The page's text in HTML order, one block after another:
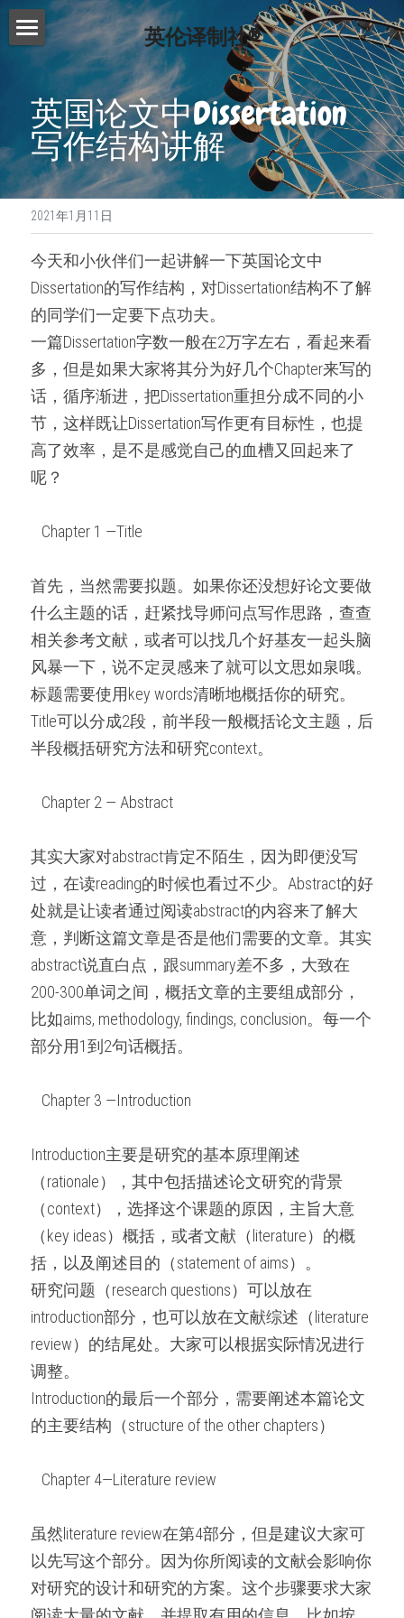
英伦译制社®
首页
服务介绍
Essay代写
Dissertation代写
Proofreading
论文修改服务
演讲文稿代写
留学申请资料
工作简历制作
代码&分析工具
费用查询
写作指南
写作技巧
免费模板
常见问题
精英招募
联系我们
搜索
微信客服：ESSAYEXPERT-
SERVICE
英国论文中Dissertation
写作结构讲解
2021年1月11日
今天和小伙伴们一起讲解一下英国论文中
Dissertation的写作结构，对Dissertation结构不了解
的同学们一定要下点功夫。
一篇Dissertation字数一般在2万字左右，看起来看
多，但是如果大家将其分为好几个Chapter来写的
话，循序渐进，把Dissertation重担分成不同的小
节，这样既让Dissertation写作更有目标性，也提
高了效率，是不是感觉自己的血槽又回起来了
呢？
   Chapter 1 —Title
首先，当然需要拟题。如果你还没想好论文要做
什么主题的话，赶紧找导师问点写作思路，查查
相关参考文献，或者可以找几个好基友一起头脑
风暴一下，说不定灵感来了就可以文思如泉哦。
标题需要使用key words清晰地概括你的研究。
Title可以分成2段，前半段一般概括论文主题，后
半段概括研究方法和研究context。
   Chapter 2 — Abstract
其实大家对abstract肯定不陌生，因为即便没写
过，在读reading的时候也看过不少。Abstract的好
处就是让读者通过阅读abstract的内容来了解大
意，判断这篇文章是否是他们需要的文章。其实
abstract说直白点，跟summary差不多，大致在
200-300单词之间，概括文章的主要组成部分，
比如aims, methodology, findings, conclusion。每一个
部分用1到2句话概括。
   Chapter 3 —Introduction
Introduction主要是研究的基本原理阐述
（rationale），其中包括描述论文研究的背景
（context），选择这个课题的原因，主旨大意
（key ideas）概括，或者文献（literature）的概
括，以及阐述目的（statement of aims）。
研究问题（research questions）可以放在
introduction部分，也可以放在文献综述（literature
review）的结尾处。大家可以根据实际情况进行
调整。
Introduction的最后一个部分，需要阐述本篇论文
的主要结构（structure of the other chapters）
   Chapter 4—Literature review
虽然literature review在第4部分，但是建议大家可
以先写这个部分。因为你所阅读的文献会影响你
对研究的设计和研究的方案。这个步骤要求大家